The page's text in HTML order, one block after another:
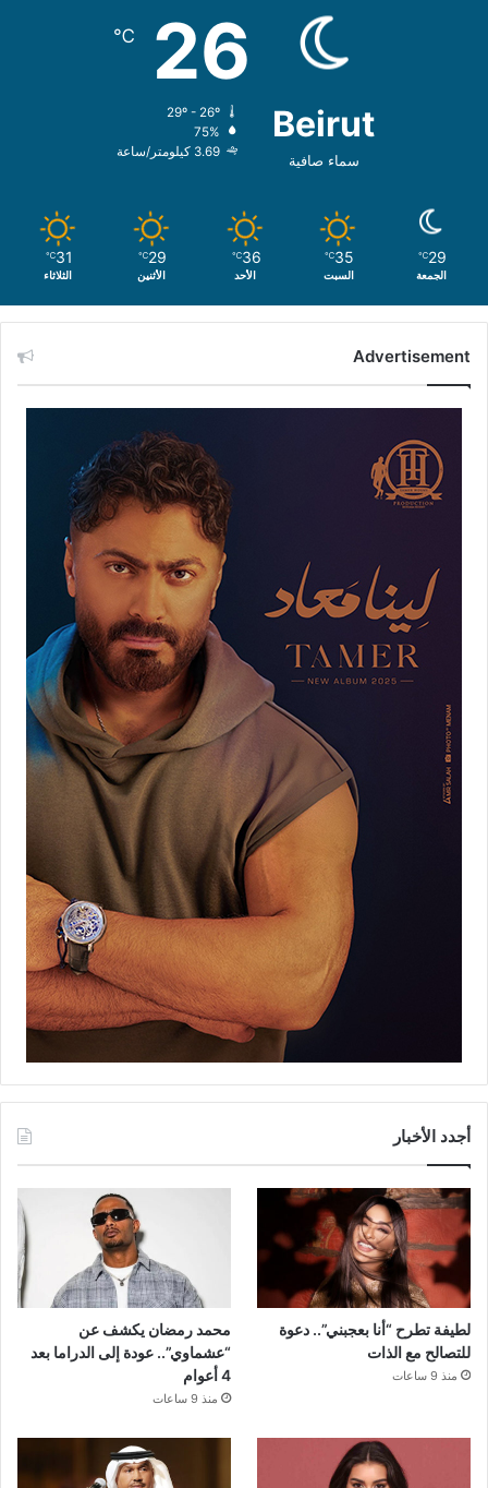
Beirut
سماء صافية
26
℃
75%
3.69 كيلومتر/ساعة
29
℃
الجمعة
35
℃
السبت
36
℃
الأحد
29
℃
الأثنين
31
℃
الثلاثاء
Advertisement
أجدد الأخبار
لطيفة تطرح “أنا بعجبني”.. دعوة
للتصالح مع الذات
منذ 9 ساعات
محمد رمضان يكشف عن
“عشماوي”.. عودة إلى الدراما بعد
4 أعوام
منذ 9 ساعات